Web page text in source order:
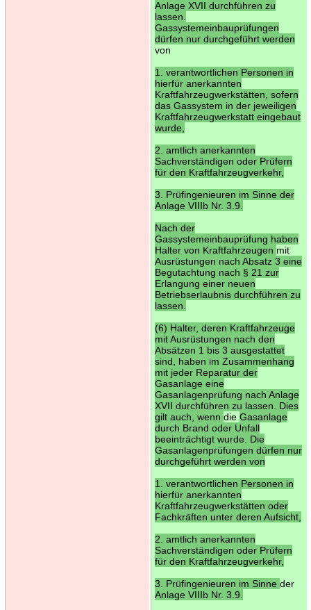
Anlage XVII durchführen zu
lassen.
Gassystemeinbauprüfungen
dürfen nur durchgeführt werden
von
1. verantwortlichen Personen in
hierfür anerkannten
Kraftfahrzeugwerkstätten, sofern
das Gassystem in der jeweiligen
Kraftfahrzeugwerkstatt eingebaut
wurde,
2. amtlich anerkannten
Sachverständigen oder Prüfern
für den Kraftfahrzeugverkehr,
3. Prüfingenieuren im Sinne der
Anlage VIIIb Nr. 3.9.
Nach der
Gassystemeinbauprüfung haben
Halter von Kraftfahrzeugen mit
Ausrüstungen nach Absatz 3 eine
Begutachtung nach § 21 zur
Erlangung einer neuen
Betriebserlaubnis durchführen zu
lassen.
(6) Halter, deren Kraftfahrzeuge
mit Ausrüstungen nach den
Absätzen 1 bis 3 ausgestattet
sind, haben im Zusammenhang
mit jeder Reparatur der
Gasanlage eine
Gasanlagenprüfung nach Anlage
XVII durchführen zu lassen. Dies
gilt auch, wenn die Gasanlage
durch Brand oder Unfall
beeinträchtigt wurde. Die
Gasanlagenprüfungen dürfen nur
durchgeführt werden von
1. verantwortlichen Personen in
hierfür anerkannten
Kraftfahrzeugwerkstätten oder
Fachkräften unter deren Aufsicht,
2. amtlich anerkannten
Sachverständigen oder Prüfern
für den Kraftfahrzeugverkehr,
3. Prüfingenieuren im Sinne der
Anlage VIIIb Nr. 3.9.